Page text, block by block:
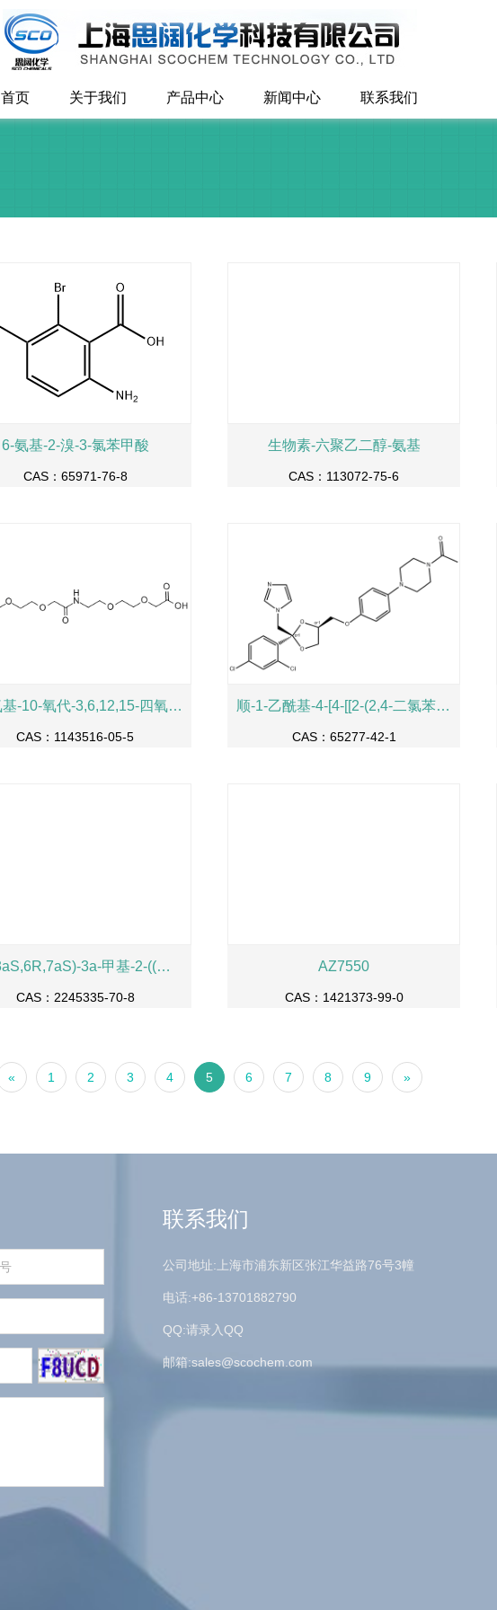
首页 关于我们 产品中心 新闻中心 联系我们
6-氨基-2-溴-3-氯苯甲酸
CAS：65971-76-8
生物素-六聚乙二醇-氨基
CAS：113072-75-6
17-氨基-10-氧代-3,6,12,15-四氧杂-9-氮杂十七烷-1-酸
CAS：1143516-05-5
顺-1-乙酰基-4-[4-[[2-(2,4-二氯苯基)-2-(1H-咪唑-1-基甲基)-1,3-二氧戊环-4-基]甲氧基]苯基]哌嗪
CAS：65277-42-1
(2S,3aS,6R,7aS)-3a-甲基-2-((全氟苯基)硫基)-6-(丙-1-烯-2-基)六氢苯并[d][1,3,2]氧杂硫杂磷杂环戊烷 2-硫化物
CAS：2245335-70-8
AZ7550
CAS：1421373-99-0
« 1 2 3 4 5 6 7 8 9 »
联系我们
公司地址:上海市浦东新区张江华益路76号3幢
电话:+86-13701882790
QQ:请录入QQ
邮箱:sales@scochem.com